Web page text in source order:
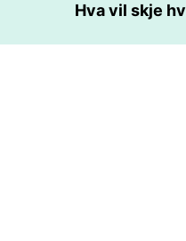
Helsebransjen
Sikkerhet Kirurgi Og
Hva vil skje